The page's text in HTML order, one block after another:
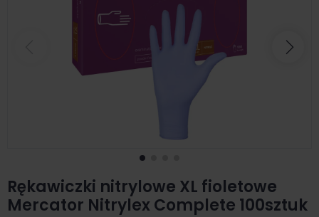
Rękawiczki nitrylowe XL fioletowe
Mercator Nitrylex Complete 100sztuk